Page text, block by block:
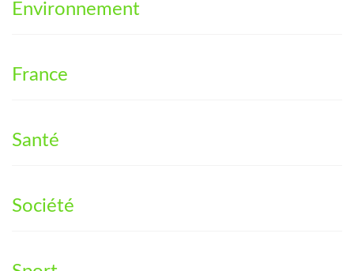
Environnement
France
Santé
Société